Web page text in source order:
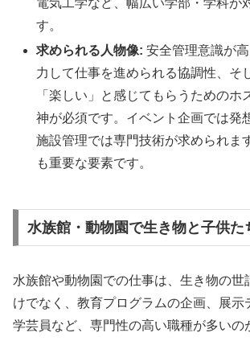
す。
求められる人物像: 安全管理意識が
力して仕事を進められる協調性、そ
「楽しい」と感じてもらうためのホ
神が必須です。イベント企画では発
施設管理では専門技術が求められま
も重要な要素です。
水族館・動物園で生き物と子供た
水族館や動物園での仕事は、生き物の世
けでなく、教育プログラムの企画、展示
学芸員など、専門性の高い職種が多いの